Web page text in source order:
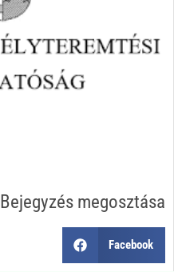
Bejegyzés megosztása
Facebook